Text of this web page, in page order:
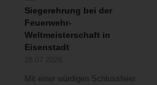
Siegerehrung bei der
Feuerwehr-
Weltmeisterschaft in
Eisenstadt
Mit einer würdigen Schlussfeier